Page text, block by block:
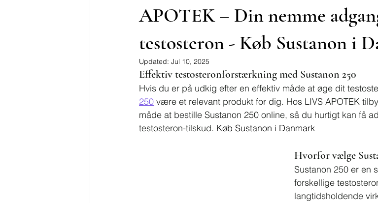
APOTEK – Din nemme
testosteron - Køb Sustanon i
Updated: Jul 10, 2025
Effektiv testosteronforstærkning med Sustanon 250
Hvis du er på udkig efter en effektiv måde at øge dit
250 være et relevant produkt for dig. Hos LIVS APOTEK
måde at bestille Sustanon 250 online, så du hurtigt kan få
testosteron-tilskud. Køb Sustanon i Danmark
Hvorfor vælge
Sustanon 250 er en
forskellige
langtidsholdende